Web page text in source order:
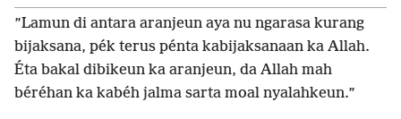
”Lamun di antara aranjeun aya nu ngarasa kurang
bijaksana, pék terus pénta kabijaksanaan ka Allah.
Éta bakal dibikeun ka aranjeun, da Allah mah
béréhan ka kabéh jalma sarta moal nyalahkeun.”